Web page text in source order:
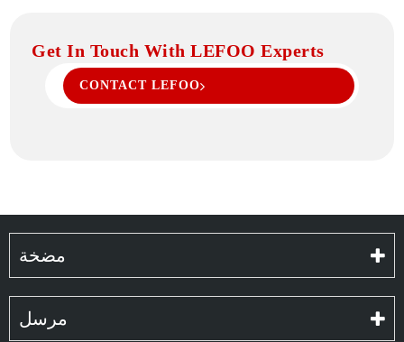
Get In Touch With LEFOO Experts
CONTACT LEFOO
مضخة
مرسل